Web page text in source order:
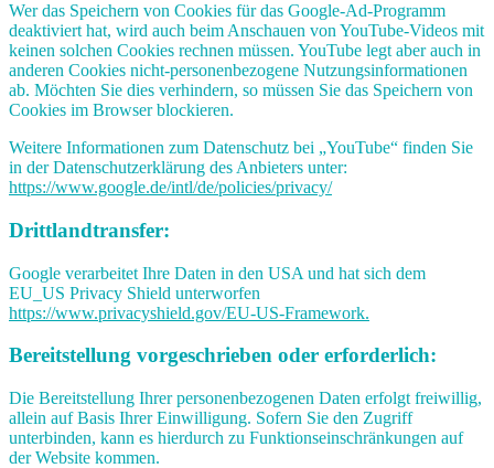
Wer das Speichern von Cookies für das Google-Ad-Programm
deaktiviert hat, wird auch beim Anschauen von YouTube-Videos mit
keinen solchen Cookies rechnen müssen. YouTube legt aber auch in
anderen Cookies nicht-personenbezogene Nutzungsinformationen
ab. Möchten Sie dies verhindern, so müssen Sie das Speichern von
Cookies im Browser blockieren.
Weitere Informationen zum Datenschutz bei „YouTube“ finden Sie
in der Datenschutzerklärung des Anbieters unter:
https://www.google.de/intl/de/policies/privacy/
Drittlandtransfer:
Google verarbeitet Ihre Daten in den USA und hat sich dem
EU_US Privacy Shield unterworfen
https://www.privacyshield.gov/EU-US-Framework.
Bereitstellung vorgeschrieben oder erforderlich:
Die Bereitstellung Ihrer personenbezogenen Daten erfolgt freiwillig,
allein auf Basis Ihrer Einwilligung. Sofern Sie den Zugriff
unterbinden, kann es hierdurch zu Funktionseinschränkungen auf
der Website kommen.